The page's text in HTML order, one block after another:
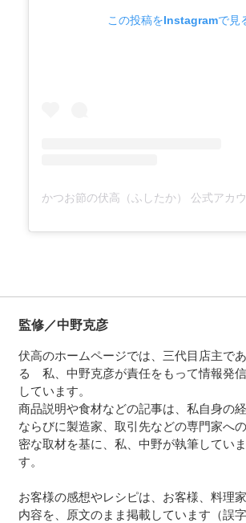
この投稿をInstagramで見
監修／中野克彦
伏高のホームページでは、三代目店主であ
る 私、中野克彦が責任をもって情報発
しています。
商品説明や食材などの記事は、私自身の
ならびに製造家、取引先などの専門家へ
密な取材を基に、私、中野が執筆していま
す。
お客様の感想やレシピは、お客様、料理
内容を、原文のまま掲載しています（誤